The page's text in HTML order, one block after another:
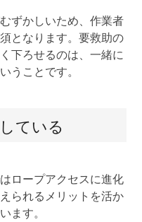
ずかしいため、作業者
となります。要救助の
下ろせるのは、一緒に
うことです。
ている
ロープアクセスに進化
られるメリットを活か
ます。